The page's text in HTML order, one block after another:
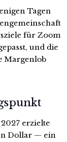
Tagen
für Zoom
und die
Margenlob
erzielte
Dollar — ein